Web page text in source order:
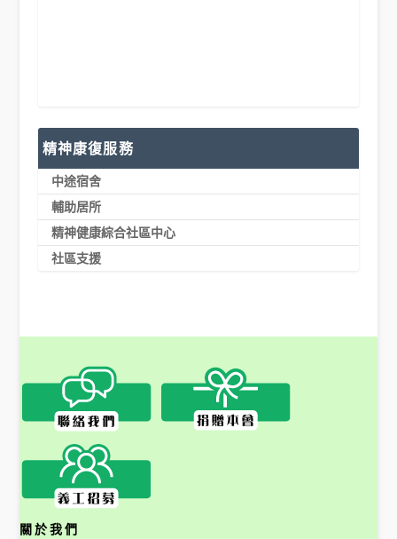
精神康復服務
中途宿舍
輔助居所
精神健康綜合社區中心
社區支援
關於我們